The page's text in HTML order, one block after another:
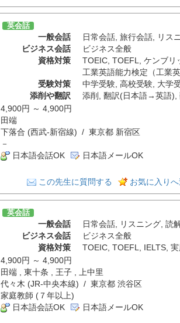
英会話
一般会話 日常会話, 旅行会話, リス
ビジネス会話
ビジネス全般
資格対策
TOEIC, TOEFL ケンブリ
工業英語能力検定（工業英
受験対策
中学受験, 高校受験, 大学
添削や翻訳
添削 翻訳(日本語→英語)
4,900円 ～ 4,900円
田端
下落合 (西武-新宿線) / 東京都 新宿区
－
日本語会話OK 日本語メールOK
この先生に質問する お気に入り
英会話
一般会話 日常会話, リスニング, 読
ビジネス会話
ビジネス全般
資格対策
TOEIC, TOEFL IELTS, 実
4,900円 ～ 4,900円
田端 , 東十条 , 王子 , 上中里
代々木 (JR-中央本線) / 東京都 渋谷区
家庭教師 (７年以上)
日本語会話OK 日本語メールOK